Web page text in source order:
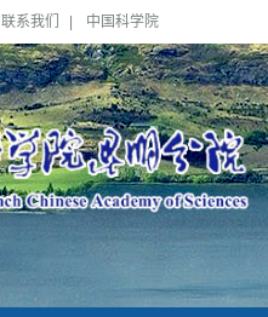
联系我们 中国科学院